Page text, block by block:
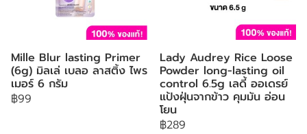
Mille Blur lasting Primer
(6g) มิลเล่ เบลอ ลาสติ้ง ไพร
เมอร์ 6 กรัม
฿99
Lady Audrey Rice Loose
Powder long-lasting oil
control 6.5g เลดี้ ออเดรย์
แป้งฝุ่นจากข้าว คุมมัน อ่อน
โยน
฿289